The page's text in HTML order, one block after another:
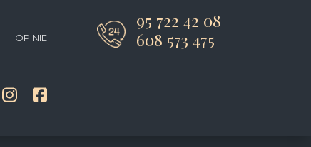
OPINIE
95 722 42 08
608 573 475